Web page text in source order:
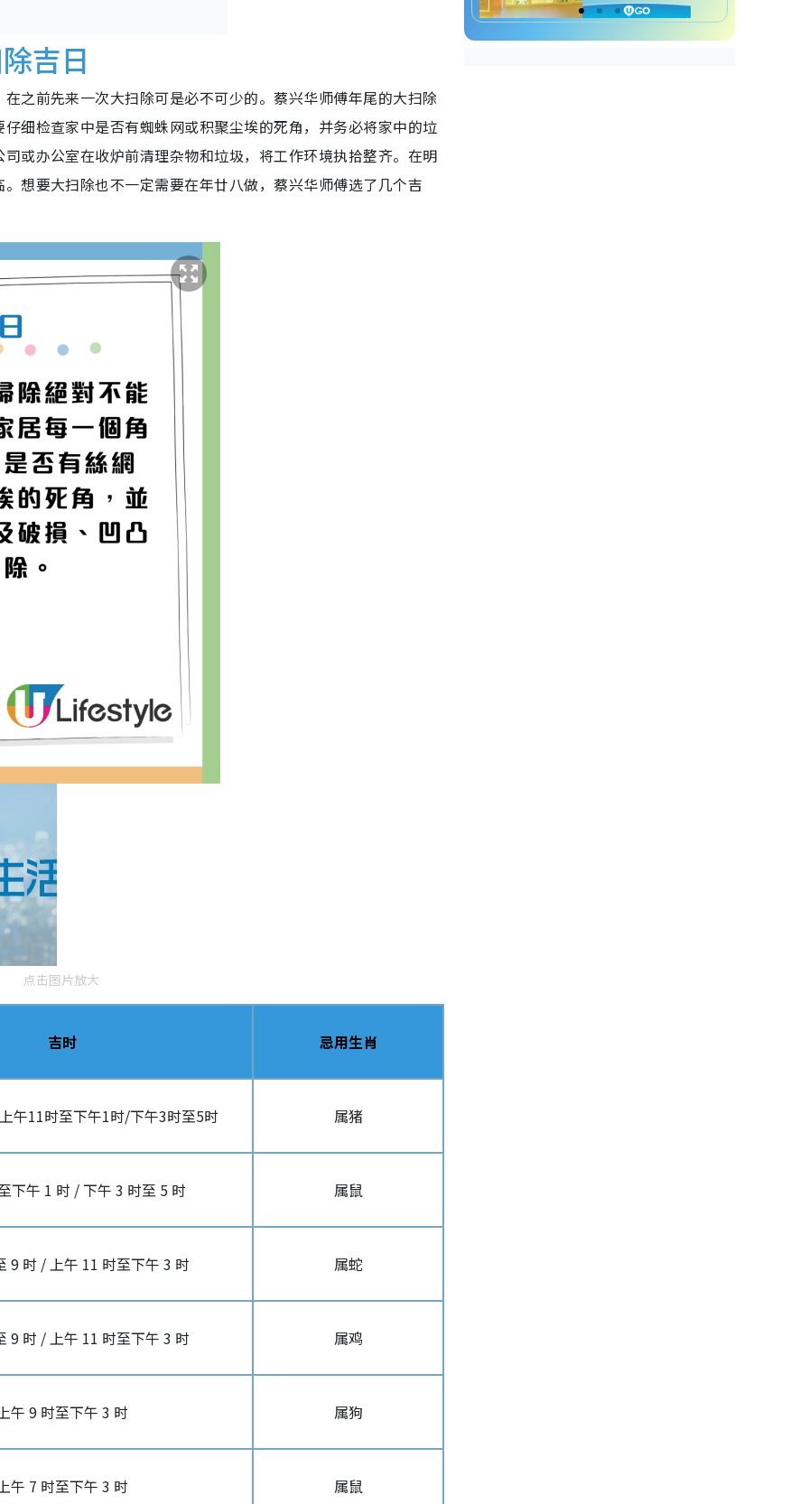
吉日
之前先来一次大扫除可是必不可少的。蔡兴华师傅年尾的大扫除
细检查家中是否有蜘蛛网或积聚尘埃的死角，并务必将家中的垃
或办公室在收炉前清理杂物和垃圾，将工作环境执拾整齐。在明
想要大扫除也不一定需要在年廿八做，蔡兴华师傅选了几个吉
点击图片放大
吉时 忌用生肖
午11时至下午1时/下午3时至5时 属猪
下午 1 时 / 下午 3 时至 5 时 属鼠
9 时 / 上午 11 时至下午 3 时 属蛇
9 时 / 上午 11 时至下午 3 时 属鸡
午 9 时至下午 3 时 属狗
午 7 时至下午 3 时 属鼠